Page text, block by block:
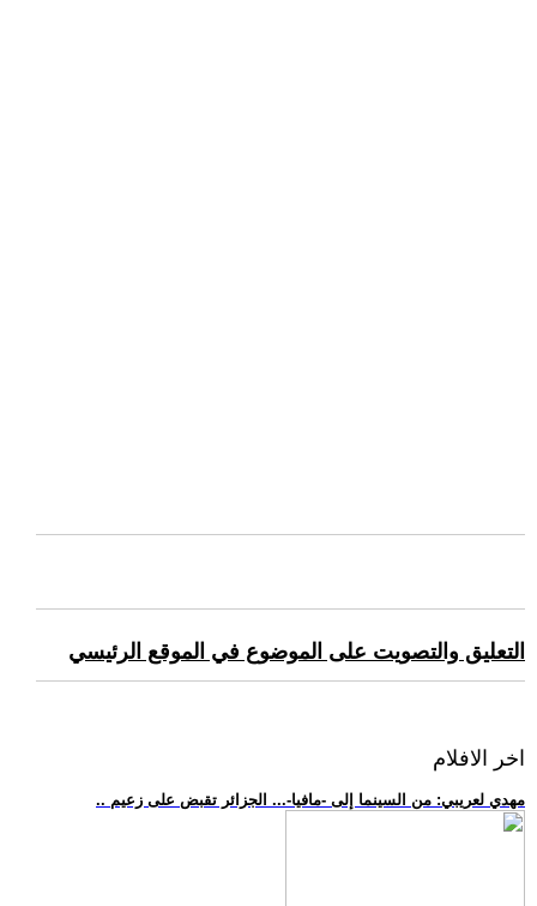
التعليق والتصويت على الموضوع في الموقع الرئيسي
اخر الافلام
.. مهدي لعريبي: من السينما إلى -مافيا-... الجزائر تقبض على زعيم